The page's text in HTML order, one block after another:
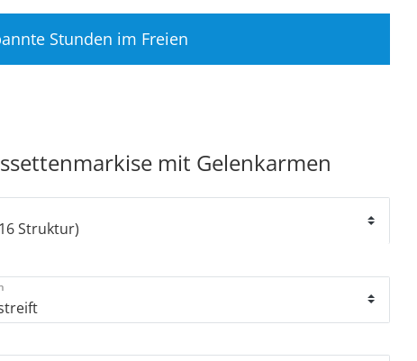
Stunden im Freien
mit Gelenkarmen